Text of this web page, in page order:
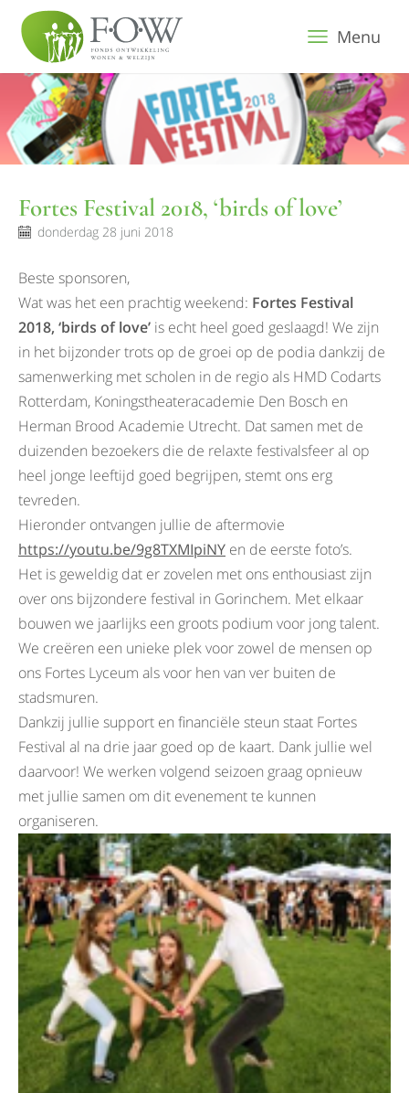
Menu
Fortes Festival 2018, ‘birds of love’
donderdag 28 juni 2018
Beste sponsoren,
Wat was het een prachtig weekend: Fortes Festival
2018, ‘birds of love’ is echt heel goed geslaagd! We zijn
in het bijzonder trots op de groei op de podia dankzij de
samenwerking met scholen in de regio als HMD Codarts
Rotterdam, Koningstheateracademie Den Bosch en
Herman Brood Academie Utrecht. Dat samen met de
duizenden bezoekers die de relaxte festivalsfeer al op
heel jonge leeftijd goed begrijpen, stemt ons erg
tevreden.
Hieronder ontvangen jullie de aftermovie
https://youtu.be/9g8TXMIpiNY en de eerste foto’s.
Het is geweldig dat er zovelen met ons enthousiast zijn
over ons bijzondere festival in Gorinchem. Met elkaar
bouwen we jaarlijks een groots podium voor jong talent.
We creëren een unieke plek voor zowel de mensen op
ons Fortes Lyceum als voor hen van ver buiten de
stadsmuren.
Dankzij jullie support en financiële steun staat Fortes
Festival al na drie jaar goed op de kaart. Dank jullie wel
daarvoor! We werken volgend seizoen graag opnieuw
met jullie samen om dit evenement te kunnen
organiseren.